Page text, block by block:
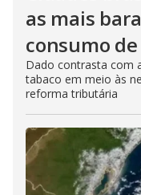
as mais
consumo
Dado contrasta com
tabaco em meio às
reforma tributária